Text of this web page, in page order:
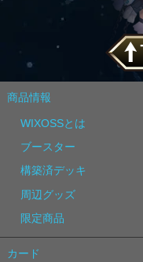
商品情報
WIXOSSとは
ブースター
構築済デッキ
周辺グッズ
限定商品
カード